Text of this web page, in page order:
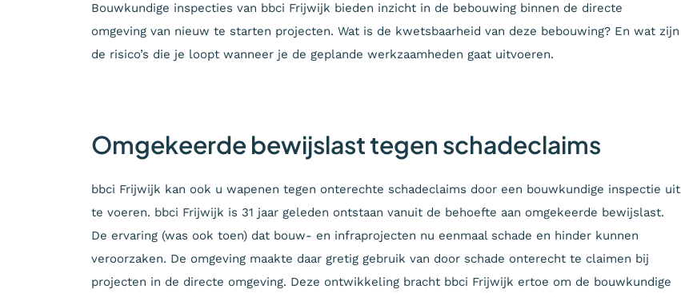
Bouwkundige inspecties van bbci Frijwijk bieden inzicht in de bebouwing binnen de directe
omgeving van nieuw te starten projecten. Wat is de kwetsbaarheid van deze bebouwing? En wat zijn
de risico’s die je loopt wanneer je de geplande werkzaamheden gaat uitvoeren.
Omgekeerde bewijslast tegen schadeclaims
bbci Frijwijk kan ook u wapenen tegen onterechte schadeclaims door een bouwkundige inspectie uit
te voeren. bbci Frijwijk is 31 jaar geleden ontstaan vanuit de behoefte aan omgekeerde bewijslast.
De ervaring (was ook toen) dat bouw- en infraprojecten nu eenmaal schade en hinder kunnen
veroorzaken. De omgeving maakte daar gretig gebruik van door schade onterecht te claimen bij
projecten in de directe omgeving. Deze ontwikkeling bracht bbci Frijwijk ertoe om de bouwkundige